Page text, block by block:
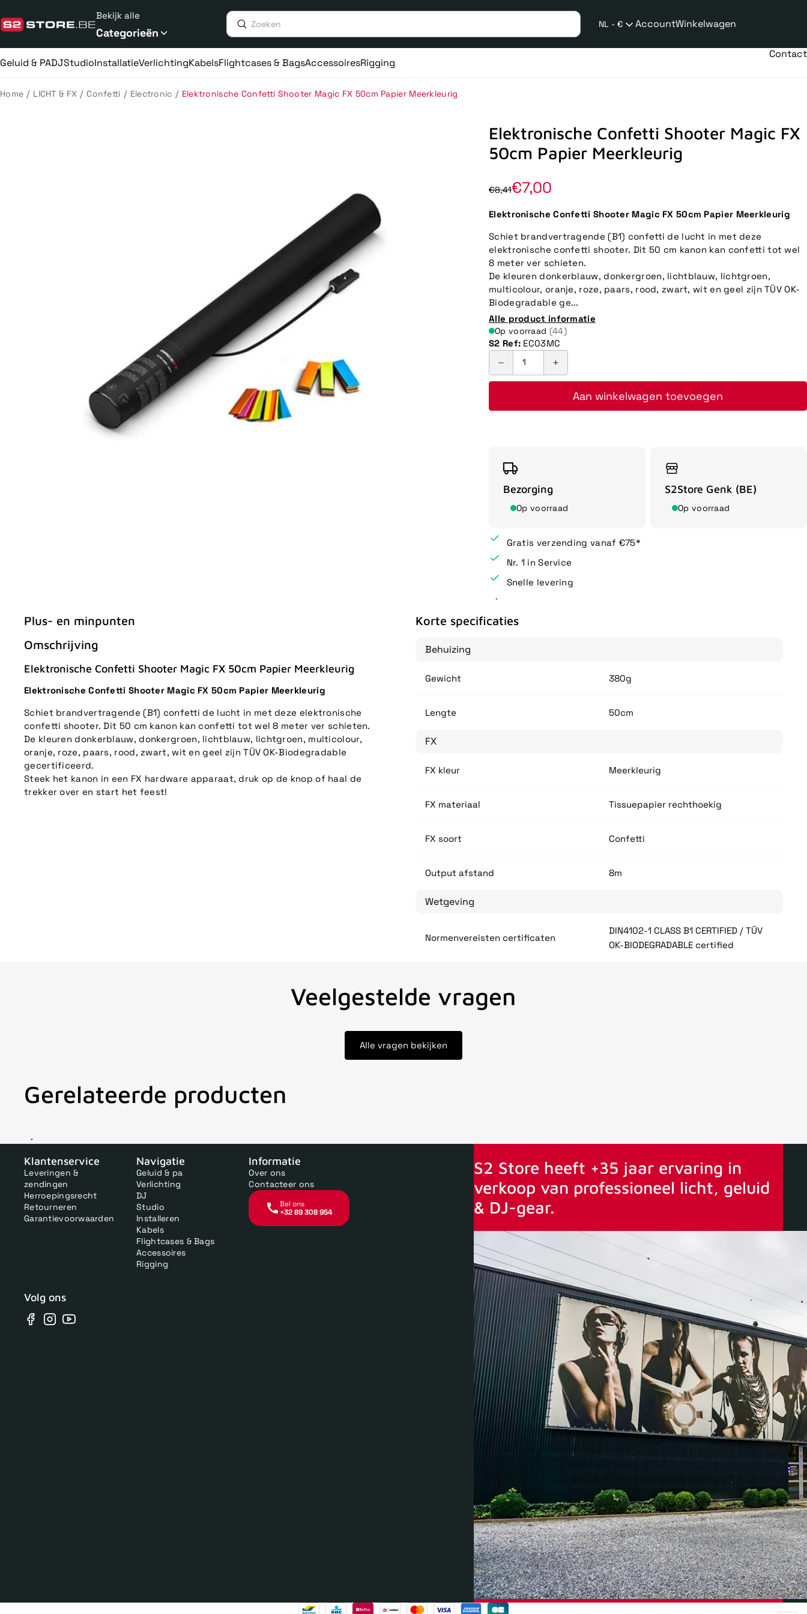
naar
de
Bekijk alle
Categorieën
NL - €
taalwijziging
AccountWinkelwagen
Geluid & PADJStudioInstallatieVerlichtingKabelsFlightcases & BagsAccessoiresRigging
Contact
Home / LICHT & FX / Confetti / Electronic / Elektronische Confetti Shooter Magic FX 50cm Papier Meerkleurig
Elektronische Confetti Shooter Magic FX
50cm Papier Meerkleurig
€8,41€7,00
Elektronische Confetti Shooter Magic FX 50cm Papier Meerkleurig
Schiet brandvertragende (B1) confetti de lucht in met deze
elektronische confetti shooter. Dit 50 cm kanon kan confetti tot wel
8 meter ver schieten.
De kleuren donkerblauw, donkergroen, lichtblauw, lichtgroen,
multicolour, oranje, roze, paars, rood, zwart, wit en geel zijn TÜV OK-
Biodegradable ge...
Alle product informatie
Op voorraad (44)
S2 Ref: EC03MC
Aan winkelwagen toevoegen
Bezorging
Op voorraad
S2Store Genk (BE)
Op voorraad
Gratis verzending vanaf €75*
Nr. 1 in Service
Snelle levering
Plus- en minpunten
Omschrijving
Elektronische Confetti Shooter Magic FX 50cm Papier Meerkleurig
Elektronische Confetti Shooter Magic FX 50cm Papier Meerkleurig
Schiet brandvertragende (B1) confetti de lucht in met deze elektronische
confetti shooter. Dit 50 cm kanon kan confetti tot wel 8 meter ver schieten.
De kleuren donkerblauw, donkergroen, lichtblauw, lichtgroen, multicolour,
oranje, roze, paars, rood, zwart, wit en geel zijn TÜV OK-Biodegradable
gecertificeerd.
Steek het kanon in een FX hardware apparaat, druk op de knop of haal de
trekker over en start het feest!
Korte specificaties
Behuizing
Gewicht 380g
Lengte 50cm
FX
FX kleur Meerkleurig
FX materiaal Tissuepapier rechthoekig
FX soort Confetti
Output afstand 8m
Wetgeving
Normenvereisten certificaten
DIN4102-1 CLASS B1 CERTIFIED / TÜV
OK-BIODEGRADABLE certified
Veelgestelde vragen
Alle vragen bekijken
Gerelateerde producten
Voor 15uur besteld, zelfde dag verstuurd Echte winkel +35 jaar ervaring Vanaf 75€ gratis verstuurd
Klantenservice
Leveringen &
zendingen
Herroepingsrecht
Retourneren
Garantievoorwaarden
Navigatie
Geluid & pa
Verlichting
DJ
Studio
Installeren
Kabels
Flightcases & Bags
Accessoires
Rigging
Informatie
Over ons
Contacteer ons
Bel ons
+32 89 308 954
Volg ons
Facebook
Instagram
YouTube
S2 Store heeft +35 jaar ervaring in
verkoop van professioneel licht, geluid
& DJ-gear.